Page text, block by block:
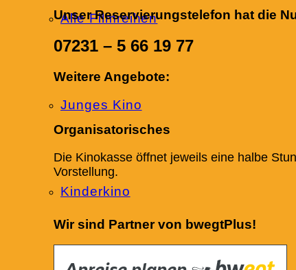
Alle Filmreihen
Junges Kino
Kinderkino
Unser Reservierungstelefon hat die
07231 – 5 66 19 77
Weitere Angebote:
Organisatorisches
Die Kinokasse öffnet jeweils eine halbe
Vorstellung.
Wir sind Partner von bwegtPlus!